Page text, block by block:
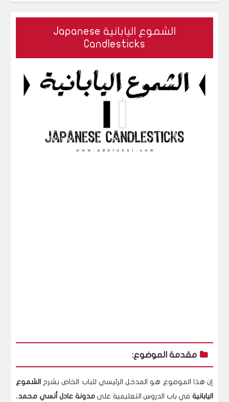
التحليل المالي لتقييم مستوى السيولة لديك؟ الدين
الشموع اليابانية Japanese
Candlesticks
مقدمة الموضوع:
إن هذا الموضوع هو المدخل الرئيسي للباب الخاص بشرح الشموع
اليابانيةفي باب الدروس التعليمية علىمدونة عادل أنسي محمد،